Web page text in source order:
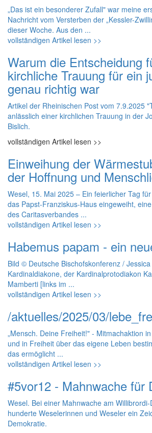
„Das ist ein besonderer Zufall" war meine
Nachricht vom Versterben der „Kessler-
dieser Woche. Aus den ...
vollständigen Artikel lesen >>
Warum die Entscheidung
kirchliche Trauung für ein
genau richtig war
Artikel der Rheinischen Post vom 7.9.2025
anlässlich einer kirchlichen Trauung in der
Bislich.
vollständigen Artikel lesen >>
Einweihung der
der Hoffnung und
Wesel, 15. Mai 2025 – Ein feierlicher Tag
das Papst-Franziskus-Haus eingeweiht,
des Caritasverbandes ...
vollständigen Artikel lesen >>
Habemus papam - ein
Bild © Deutsche Bischofskonferenz /
Kardinaldiakone, der Kardinalprotodiakon
Mamberti [links im ...
vollständigen Artikel lesen >>
/aktuelles/2025/03/
„Mensch. Deine Freiheit!" - Mitmachaktion
und in Freiheit über das eigene Leben
das ermöglicht ...
vollständigen Artikel lesen >>
#5vor12 - Mahnwache für
Wesel. Bei einer Mahnwache am
hunderte Weselerinnen und Weseler ein
Demokratie.